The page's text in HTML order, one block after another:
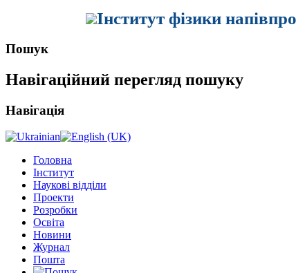
Інститут фізики
Пошук
Навігаційний перегляд пошуку
Навігація
Головна
Інститут
Наукові відділи
Проекти
Розробки
Освіта
Новини
Журнал
Пошта